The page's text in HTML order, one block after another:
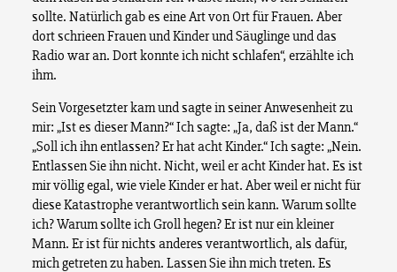
sollte. Natürlich gab es eine Art von Ort für Frauen. Aber
dort schrieen Frauen und Kinder und Säuglinge und das
Radio war an. Dort konnte ich nicht schlafen“, erzählte ich
ihm.
Sein Vorgesetzter kam und sagte in seiner Anwesenheit zu
mir: „Ist es dieser Mann?“ Ich sagte: „Ja, daß ist der Mann.“
„Soll ich ihn entlassen? Er hat acht Kinder.“ Ich sagte: „Nein.
Entlassen Sie ihn nicht. Nicht, weil er acht Kinder hat. Es ist
mir völlig egal, wie viele Kinder er hat. Aber weil er nicht für
diese Katastrophe verantwortlich sein kann. Warum sollte
ich? Warum sollte ich Groll hegen? Er ist nur ein kleiner
Mann. Er ist für nichts anderes verantwortlich, als dafür,
mich getreten zu haben. Lassen Sie ihn mich treten. Es